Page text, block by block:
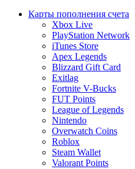
Карты пополнения счета
Xbox Live
PlayStation Network
iTunes Store
Apex Legends
Blizzard Gift Card
Exitlag
Fortnite V-Bucks
FUT Points
League of Legends
Nintendo
Overwatch Coins
Roblox
Steam Wallet
Valorant Points